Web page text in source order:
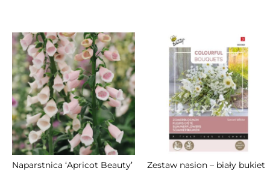
Naparstnica ‘Apricot Beauty’ Zestaw nasion – biały bukiet